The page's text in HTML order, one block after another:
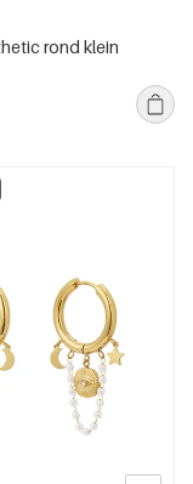
rond klein